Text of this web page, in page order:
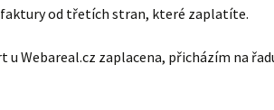
od třetích stran, které zaplatíte.
u Webareal.cz zaplacena, přicházím na